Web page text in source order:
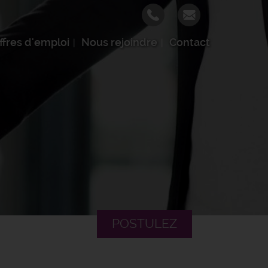
d'emploi Nous rejoindre Contact
POSTULEZ